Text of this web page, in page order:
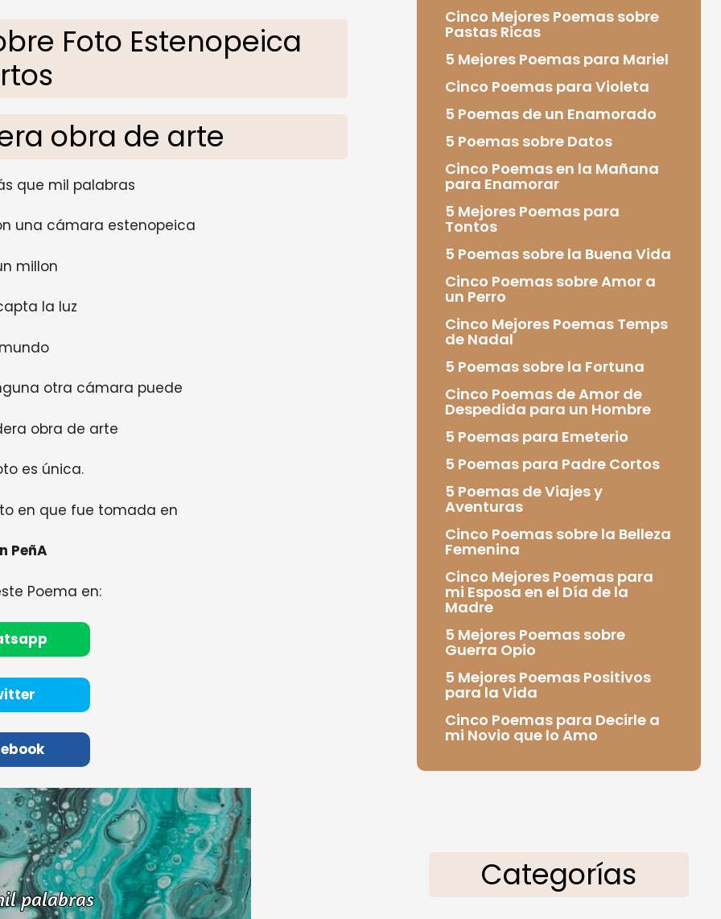
Foto Estenopeica
obra de arte
que mil palabras
una cámara estenopeica
millon
la luz
otra cámara puede
obra de arte
es única.
en que fue tomada en
PeñA
Poema en:
Cinco Mejores Poemas sobre
Pastas Ricas
5 Mejores Poemas para Mariel
Cinco Poemas para Violeta
5 Poemas de un Enamorado
5 Poemas sobre Datos
Cinco Poemas en la Mañana
para Enamorar
5 Mejores Poemas para
Tontos
5 Poemas sobre la Buena Vida
Cinco Poemas sobre Amor a
un Perro
Cinco Mejores Poemas Temps
de Nadal
5 Poemas sobre la Fortuna
Cinco Poemas de Amor de
Despedida para un Hombre
5 Poemas para Emeterio
5 Poemas para Padre Cortos
5 Poemas de Viajes y
Aventuras
Cinco Poemas sobre la Belleza
Femenina
Cinco Mejores Poemas para
mi Esposa en el Día de la
Madre
5 Mejores Poemas sobre
Guerra Opio
5 Mejores Poemas Positivos
para la Vida
Cinco Poemas para Decirle a
mi Novio que lo Amo
Categorías